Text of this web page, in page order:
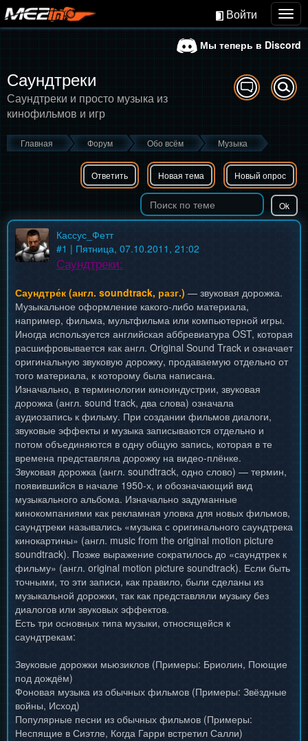
Войти
Мы теперь в Discord
Саундтреки
Саундтреки и просто музыка из
кинофильмов и игр
Главная Форум Обо всём Музыка
Ответить Новая тема Новый опрос
Кассус_Фетт
#1 | Пятница, 07.10.2011, 21:02
Саундтреки:
Саундтре́к (англ. soundtrack, разг.) — звуковая дорожка.
Музыкальное оформление какого-либо материала,
например, фильма, мультфильма или компьютерной игры.
Иногда используется английская аббревиатура OST, которая
расшифровывается как англ. Original Sound Track и означает
оригинальную звуковую дорожку, продаваемую отдельно от
того материала, к которому была написана.
Изначально, в терминологии киноиндустрии, звуковая
дорожка (англ. sound track, два слова) означала
аудиозапись к фильму. При создании фильмов диалоги,
звуковые эффекты и музыка записываются отдельно и
потом объединяются в одну общую запись, которая в те
времена представляла дорожку на видео-плёнке.
Звуковая дорожка (англ. soundtrack, одно слово) — термин,
появившийся в начале 1950-х, и обозначающий вид
музыкального альбома. Изначально задуманные
кинокомпаниями как рекламная уловка для новых фильмов,
саундтреки назывались «музыка с оригинального саундтрека
кинокартины» (англ. music from the original motion picture
soundtrack). Позже выражение сократилось до «саундтрек к
фильму» (англ. original motion picture soundtrack). Если быть
точными, то эти записи, как правило, были сделаны из
музыкальной дорожки, так как представляли музыку без
диалогов или звуковых эффектов.
Есть три основных типа музыки, относящейся к
саундтрекам:
Звуковые дорожки мьюзиклов (Примеры: Бриолин, Поющие
под дождём)
Фоновая музыка из обычных фильмов (Примеры: Звёздные
войны, Исход)
Популярные песни из обычных фильмов (Примеры:
Неспящие в Сиэтле, Когда Гарри встретил Салли)